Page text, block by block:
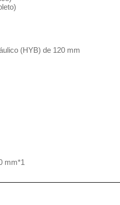
(HYB) de 120 mm
mm*1